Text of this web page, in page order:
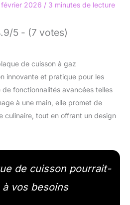
février 2026 / 3 minutes de lecture
5 - (7 votes)
de cuisson à gaz
innovante et pratique pour les
fonctionnalités avancées telles
à une main, elle promet de
culinaire, tout en offrant un design
de cuisson pourrait-
vos besoins